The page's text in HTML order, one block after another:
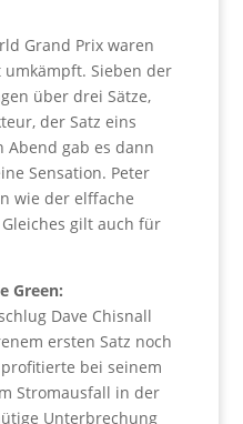
Grand Prix waren
Sieben der
über drei Sätze,
der Satz eins
Abend gab es dann
Sensation. Peter
wie der elffache
gilt auch für
Green:
Dave Chisnall
ersten Satz noch
bei seinem
Stromausfall in der
Unterbrechung